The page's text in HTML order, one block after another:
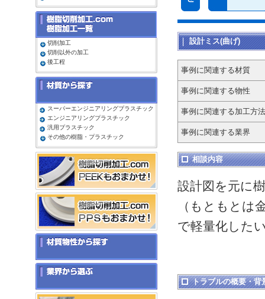
設計ミス(曲げ)
事例に関連する材質
事例に関連する物性
事例に関連する加工方法
事例に関連する業界
相談内容
設計図を元に
（もともとは
で軽量化した
トラブルの概要・背
切削加工
切削以外の加工
後工程
スーパーエンジニアリングプラスチック
エンジニアリングプラスチック
汎用プラスチック
その他の樹脂・プラスチック